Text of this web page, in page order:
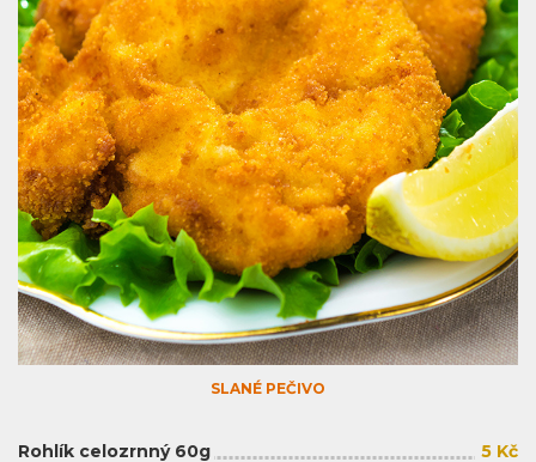
SLANÉ PEČIVO
Rohlík celozrnný 60g 5 Kč